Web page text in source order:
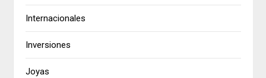
Internacionales
Inversiones
Joyas